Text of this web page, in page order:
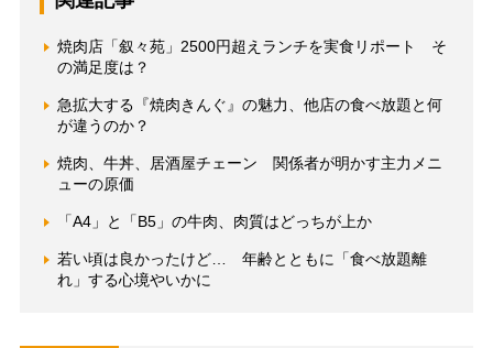
焼肉店「叙々苑」2500円超えランチを実食リポート そ
の満足度は？
急拡大する『焼肉きんぐ』の魅力、他店の食べ放題と何
が違うのか？
焼肉、牛丼、居酒屋チェーン 関係者が明かす主力メニ
ューの原価
「A4」と「B5」の牛肉、肉質はどっちが上か
若い頃は良かったけど… 年齢とともに「食べ放題離
れ」する心境やいかに